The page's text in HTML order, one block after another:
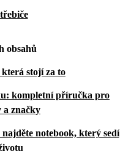
obsahů
stojí za to
kompletní příručka pro
a značky
notebook, který sedí